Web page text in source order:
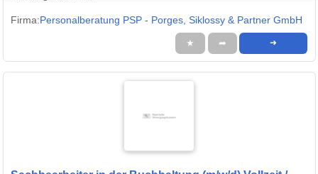
Firma:Personalberatung PSP - Porges, Siklossy & Partner GmbH
★ ➦ ➜